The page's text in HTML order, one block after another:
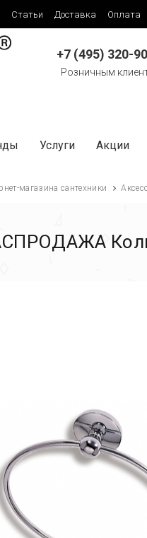
Статьи Доставка Оплата
+7 (495) 320-
Розничным
Услуги Акции
магазина сантехники